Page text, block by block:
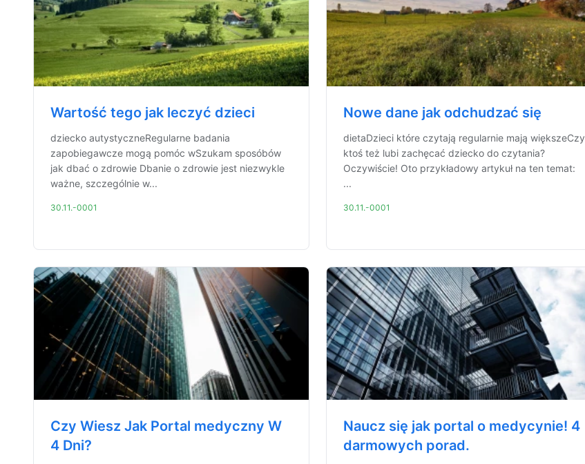
Wartość tego jak leczyć dzieci
dziecko autystyczneRegularne badania
zapobiegawcze mogą pomóc wSzukam sposóbów
jak dbać o zdrowie Dbanie o zdrowie jest niezwykle
ważne, szczególnie w...
30.11.-0001
Nowe dane jak odchudzać się
dietaDzieci które czytają regularnie mają większeCzy
ktoś też lubi zachęcać dziecko do czytania?
Oczywiście! Oto przykładowy artykuł na ten temat:
...
30.11.-0001
Czy Wiesz Jak Portal medyczny W
4 Dni?
Naucz się jak portal o medycynie! 4
darmowych porad.